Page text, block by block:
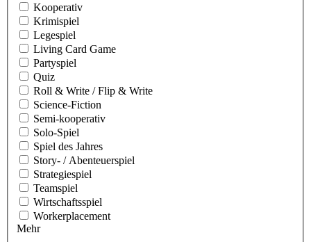
Kooperativ
Krimispiel
Legespiel
Living Card Game
Partyspiel
Quiz
Roll & Write / Flip & Write
Science-Fiction
Semi-kooperativ
Solo-Spiel
Spiel des Jahres
Story- / Abenteuerspiel
Strategiespiel
Teamspiel
Wirtschaftsspiel
Workerplacement
Mehr